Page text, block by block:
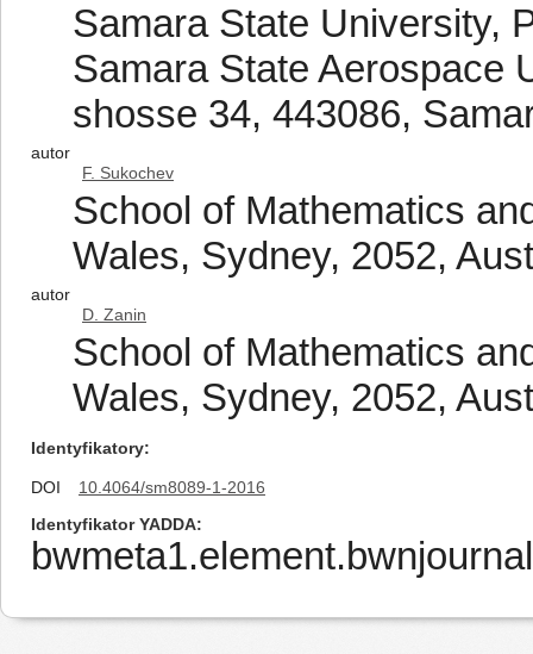
Samara State University,
Samara State Aerospace
shosse 34, 443086,
autor
F. Sukochev
School of Mathematics
Wales, Sydney, 2052,
autor
D. Zanin
School of Mathematics
Wales, Sydney, 2052,
Identyfikatory
DOI
10.4064/sm8089-1-2016
Identyfikator YADDA